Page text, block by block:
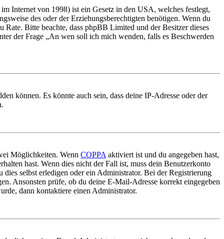
Internet von 1998) ist ein Gesetz in den USA, welches festlegt,
des oder der Erziehungsberechtigten benötigen. Wenn du
Bitte beachte, dass phpBB Limited und der Besitzer dieses
der Frage „An wen soll ich mich wenden, falls es Beschwerden
können. Es könnte auch sein, dass deine IP-Adresse oder der
Möglichkeiten. Wenn COPPA aktiviert ist und du angegeben hast,
hast. Wenn dies nicht der Fall ist, muss dein Benutzerkonto
selbst erledigen oder ein Administrator. Bei der Registrierung
Ansonsten prüfe, ob du deine E-Mail-Adresse korrekt eingegeben
dann kontaktiere einen Administrator.